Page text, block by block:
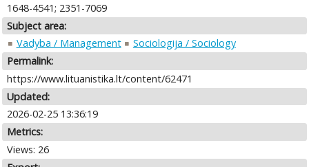
1648-4541; 2351-7069
Subject area:
Vadyba / Management
Sociologija / Sociology
Permalink:
https://www.lituanistika.lt/content/62471
Updated:
2026-02-25 13:36:19
Metrics:
Views: 26